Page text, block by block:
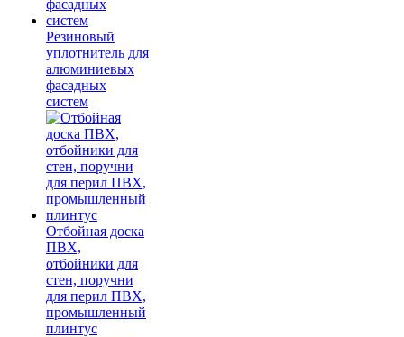
Резиновый
уплотнитель для
алюминиевых
фасадных
систем
Отбойная доска
ПВХ,
отбойники для
стен, поручни
для перил ПВХ,
промышленный
плинтус